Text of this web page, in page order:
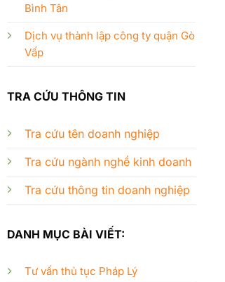
Bình Tân
Dịch vụ thành lập công ty quận Gò
Vấp
TRA CỨU THÔNG TIN
Tra cứu tên doanh nghiệp
Tra cứu ngành nghề kinh doanh
Tra cứu thông tin doanh nghiệp
DANH MỤC BÀI VIẾT:
Tư vấn thủ tục Pháp Lý